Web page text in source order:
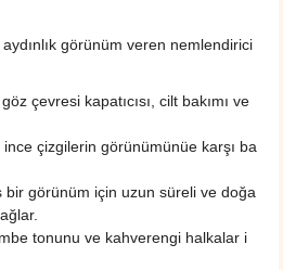
görünüm veren nemlendirici
çevresi kapatıcısı, cilt bakımı ve
ince çizgilerin görünümünüe karşı ba
bir görünüm için uzun süreli ve doğa
tonunu ve kahverengi halkalar i